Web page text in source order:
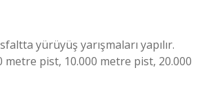
yürüyüş yarışmaları yapılır.
pist, 10.000 metre pist, 20.000